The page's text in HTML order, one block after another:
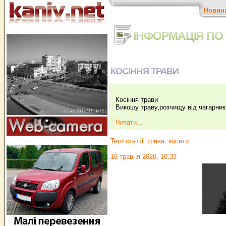
ІНФОРМАЦІЯ ПО
КОСІННЯ ТРАВИ
Косіння трави
Викошу траву,розчищу від
Читати...
Теги статті: трава косити.
16 травня 2026, 10:33